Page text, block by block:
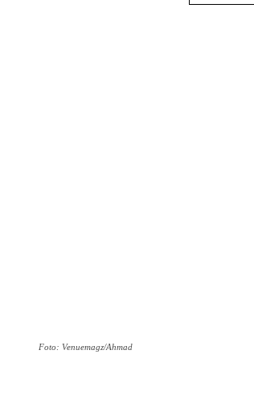
Foto: Venuemagz/Ahmad